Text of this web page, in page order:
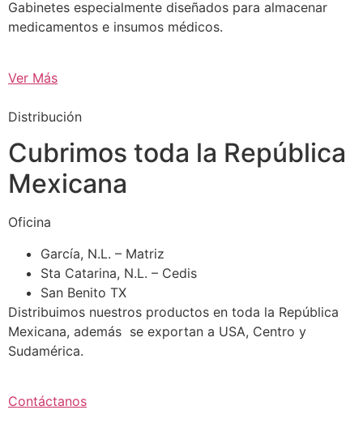
Gabinetes especialmente diseñados para almacenar
medicamentos e insumos médicos.
Ver Más
Distribución
Cubrimos toda la República
Mexicana
Oficina
García, N.L. – Matriz
Sta Catarina, N.L. – Cedis
San Benito TX
Distribuimos nuestros productos en toda la República
Mexicana, además se exportan a USA, Centro y
Sudamérica.
Contáctanos